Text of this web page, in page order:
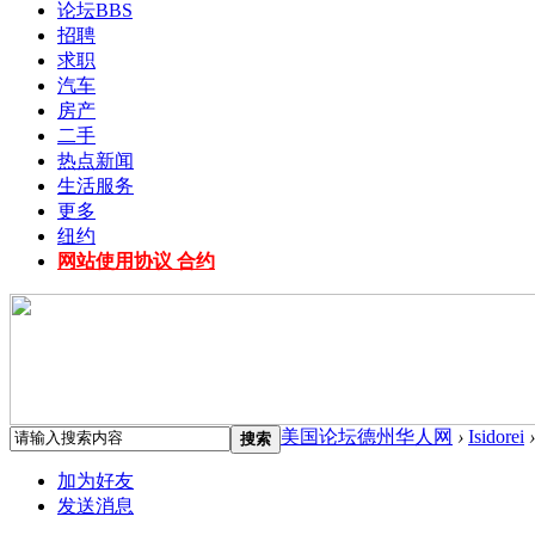
论坛BBS
招聘
求职
汽车
房产
二手
热点新闻
生活服务
更多
纽约
网站使用协议 合约
搜索 美国论坛德州华人网 › Isidorei ›
加为好友
发送消息